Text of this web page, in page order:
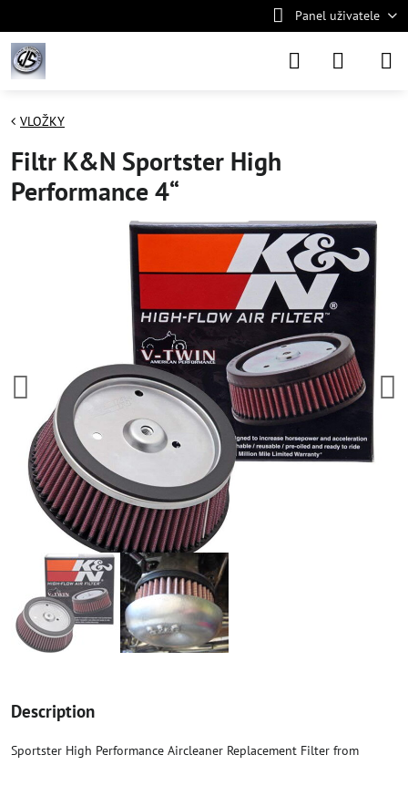
Panel uživatele
VLOŽKY
Filtr K&N Sportster High
Performance 4“
Description
Sportster High Performance Aircleaner Replacement Filter from